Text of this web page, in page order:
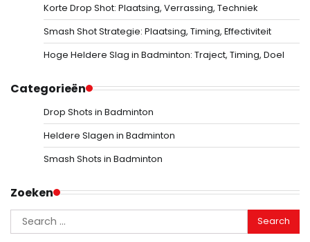
Korte Drop Shot: Plaatsing, Verrassing, Techniek
Smash Shot Strategie: Plaatsing, Timing, Effectiviteit
Hoge Heldere Slag in Badminton: Traject, Timing, Doel
Categorieën
Drop Shots in Badminton
Heldere Slagen in Badminton
Smash Shots in Badminton
Zoeken
Search
for: